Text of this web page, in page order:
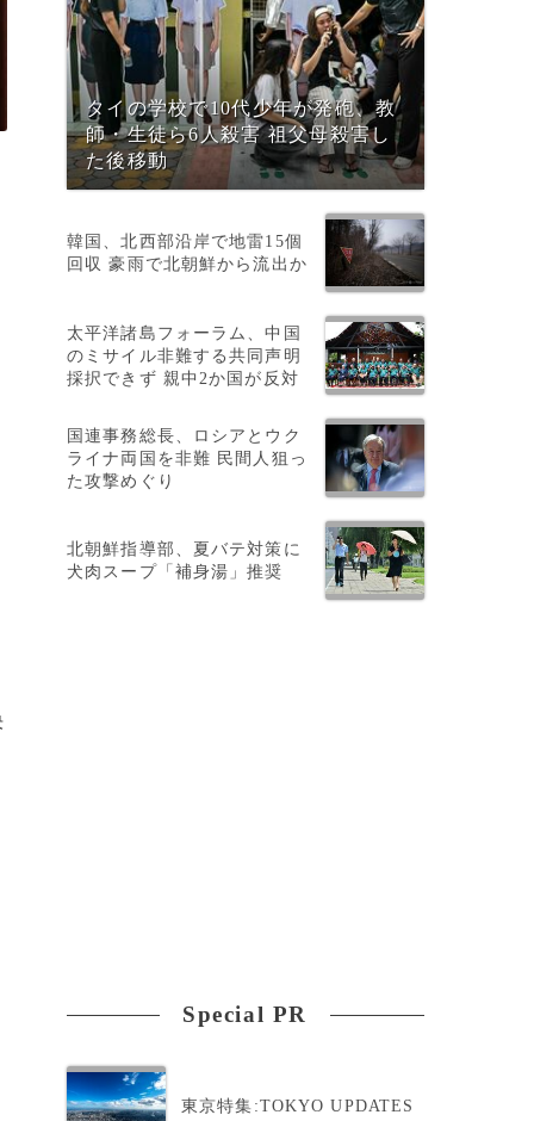
タイの学校で10代少年が発砲、教
師・生徒ら6人殺害 祖父母殺害し
た後移動
韓国、北西部沿岸で地雷15個
回収 豪雨で北朝鮮から流出か
太平洋諸島フォーラム、中国
のミサイル非難する共同声明
採択できず 親中2か国が反対
国連事務総長、ロシアとウク
ライナ両国を非難 民間人狙っ
た攻撃めぐり
北朝鮮指導部、夏バテ対策に
犬肉スープ「補身湯」推奨
Special PR
東京特集:TOKYO UPDATES